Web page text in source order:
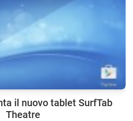
il nuovo tablet SurfTab
Theatre